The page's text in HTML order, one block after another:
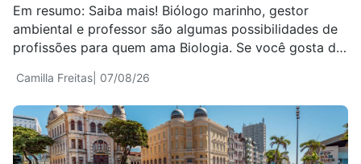
Camilla Freitas | 07/08/26
Em resumo: Saiba mais! Biólogo marinho, gestor
ambiental e professor são algumas possibilidades de
profissões para quem ama Biologia. Se você gosta de
funcionam, investigar doenças, observar animais e
plantas ou descobrir soluções para problemas
ambientais, existe mais de um caminho profissional
para transformar esse interesse em trabalho. […]